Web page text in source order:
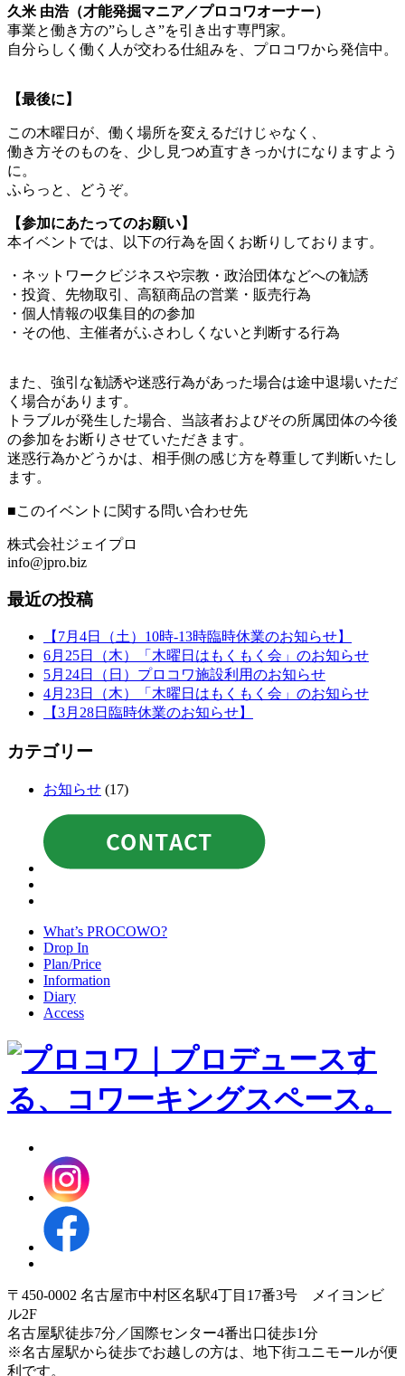
久米 由浩（才能発掘マニア／プロコワオーナー）
事業と働き方の”らしさ”を引き出す専門家。
自分らしく働く人が交わる仕組みを、プロコワから発信中。
【最後に】
この木曜日が、働く場所を変えるだけじゃなく、
働き方そのものを、少し見つめ直すきっかけになりますよう
に。
ふらっと、どうぞ。
【参加にあたってのお願い】
本イベントでは、以下の行為を固くお断りしております。
・ネットワークビジネスや宗教・政治団体などへの勧誘
・投資、先物取引、高額商品の営業・販売行為
・個人情報の収集目的の参加
・その他、主催者がふさわしくないと判断する行為
また、強引な勧誘や迷惑行為があった場合は途中退場いただ
く場合があります。
トラブルが発生した場合、当該者およびその所属団体の今後
の参加をお断りさせていただきます。
迷惑行為かどうかは、相手側の感じ方を尊重して判断いたし
ます。
■このイベントに関する問い合わせ先
株式会社ジェイプロ
info@jpro.biz
最近の投稿
【7月4日（土）10時-13時臨時休業のお知らせ】
6月25日（木）「木曜日はもくもく会」のお知らせ
5月24日（日）プロコワ施設利用のお知らせ
4月23日（木）「木曜日はもくもく会」のお知らせ
【3月28日臨時休業のお知らせ】
カテゴリー
お知らせ (17)
What’s PROCOWO?
Drop In
Plan/Price
Information
Diary
Access
〒450-0002 名古屋市中村区名駅4丁目17番3号 メイヨンビ
ル2F
名古屋駅徒歩7分／国際センター4番出口徒歩1分
※名古屋駅から徒歩でお越しの方は、地下街ユニモールが便
利です。